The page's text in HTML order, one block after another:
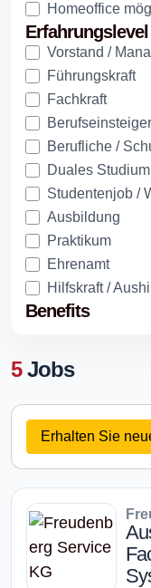
Homeoffice
Erfahrungslevel
Vorstand /
Führungskraft
Fachkraft
Berufliche /
Duales Studium
Studentenjob /
Ausbildung
Praktikum
Ehrenamt
Hilfskraft /
Benefits
5Jobs
Erhalten Sie